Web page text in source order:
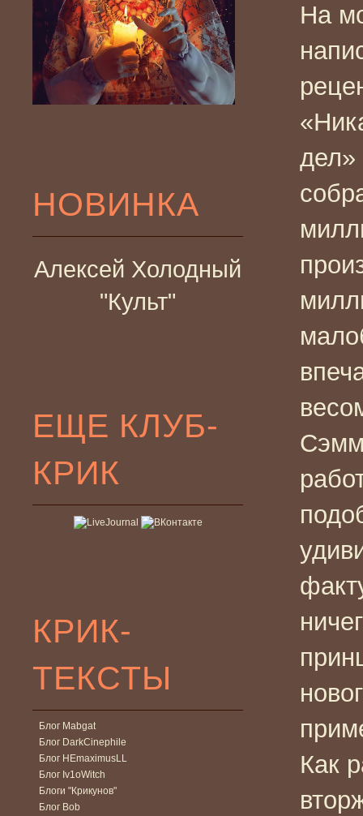
НОВИНКА
Алексей Холодный
"Культ"
ЕЩЕ КЛУБ-
КРИК
КРИК-
ТЕКСТЫ
Блог Mabgat
Блог DarkCinephile
Блог HEmaximusLL
Блог Iv1oWitch
Блоги "Крикунов"
Блог Bob
На
дел»
Как